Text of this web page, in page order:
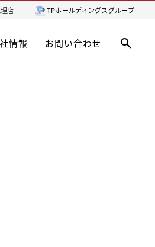
店 TPホールディングスグループ
情報 お問い合わせ